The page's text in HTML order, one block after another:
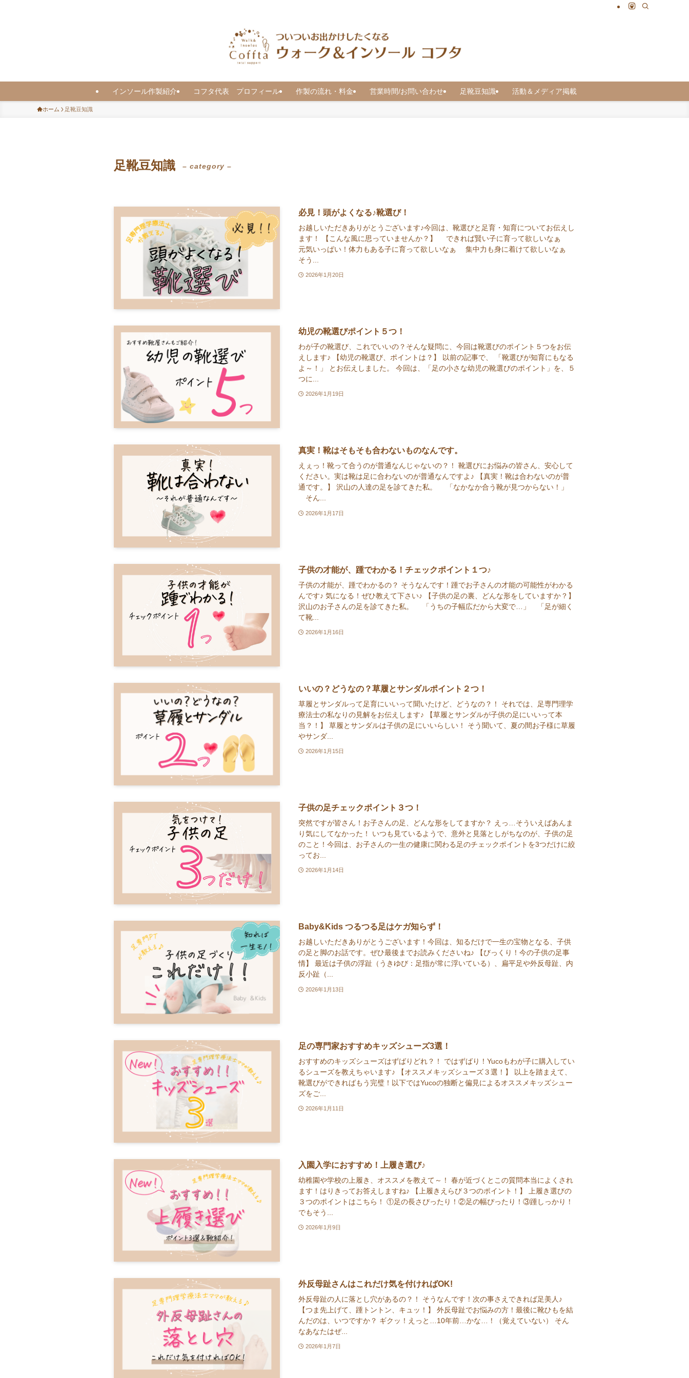
インソール作製紹介 コフタ代表 プロフィール 作製の流れ・料金 営業時間/お問い合わせ 足靴豆知識 活動＆メディア掲載
ホーム 足靴豆知識
足靴豆知識 – category –
必見！頭がよくなる♪靴選び！
お越しいただきありがとうございます♪今回は、靴選びと足育・知育についてお伝えし
ます！ 【こんな風に思っていませんか？】 できれば賢い子に育って欲しいなぁ
元気いっぱい！体力もある子に育って欲しいなぁ 集中力も身に着けて欲しいなぁ
そう...
2026年1月20日
幼児の靴選びポイント５つ！
わが子の靴選び、これでいいの？そんな疑問に、今回は靴選びのポイント５つをお伝
えします♪ 【幼児の靴選び、ポイントは？】 以前の記事で、 「靴選びが知育にもなる
よ～！」 とお伝えしました。 今回は、「足の小さな幼児の靴選びのポイント」を、５
つに...
2026年1月19日
真実！靴はそもそも合わないものなんです。
えぇっ！靴って合うのが普通なんじゃないの？！ 靴選びにお悩みの皆さん、安心して
ください。実は靴は足に合わないのが普通なんですよ♪ 【真実！靴は合わないのが普
通です。】 沢山の人達の足を診てきた私。 「なかなか合う靴が見つからない！」
そん...
2026年1月17日
子供の才能が、踵でわかる！チェックポイント１つ♪
子供の才能が、踵でわかるの？ そうなんです！踵でお子さんの才能の可能性がわかる
んです♪ 気になる！ぜひ教えて下さい♪ 【子供の足の裏、どんな形をしていますか？】
沢山のお子さんの足を診てきた私。 「うちの子幅広だから大変で…」 「足が細く
て靴...
2026年1月16日
いいの？どうなの？草履とサンダルポイント２つ！
草履とサンダルって足育にいいって聞いたけど、どうなの？！ それでは、足専門理学
療法士の私なりの見解をお伝えします♪ 【草履とサンダルが子供の足にいいって本
当？！】 草履とサンダルは子供の足にいいらしい！ そう聞いて、夏の間お子様に草履
やサンダ...
2026年1月15日
子供の足チェックポイント３つ！
突然ですが皆さん！お子さんの足、どんな形をしてますか？ えっ…そういえばあんま
り気にしてなかった！ いつも見ているようで、意外と見落としがちなのが、子供の足
のこと！今回は、お子さんの一生の健康に関わる足のチェックポイントを3つだけに絞
ってお...
2026年1月14日
Baby&Kids つるつる足はケガ知らず！
お越しいただきありがとうございます！今回は、知るだけで一生の宝物となる、子供
の足と脚のお話です。ぜひ最後までお読みくださいね♪ 【びっくり！今の子供の足事
情】 最近は子供の浮趾（うきゆび：足指が常に浮いている）、扁平足や外反母趾、内
反小趾（...
2026年1月13日
足の専門家おすすめキッズシューズ3選！
おすすめのキッズシューズはずばりどれ？！ ではずばり！Yucoもわが子に購入してい
るシューズを教えちゃいます♪ 【オススメキッズシューズ３選！】 以上を踏まえて、
靴選びができればもう完璧！以下ではYucoの独断と偏見によるオススメキッズシュー
ズをご...
2026年1月11日
入園入学におすすめ！上履き選び♪
幼稚園や学校の上履き、オススメを教えて～！ 春が近づくとこの質問本当によくされ
ます！はりきってお答えしますね♪ 【上履きえらび３つのポイント！】 上履き選びの
３つのポイントはこちら！ ①足の長さぴったり！②足の幅ぴったり！③踵しっかり！
でもそう...
2026年1月9日
外反母趾さんはこれだけ気を付ければOK!
外反母趾の人に落とし穴があるの？！ そうなんです！次の事さえできれば足美人♪
【つま先上げて、踵トントン、キュッ！】 外反母趾でお悩みの方！最後に靴ひもを結
んだのは、いつですか？ ギクッ！えっと…10年前…かな…！（覚えていない） そん
なあなたはぜ...
2026年1月7日